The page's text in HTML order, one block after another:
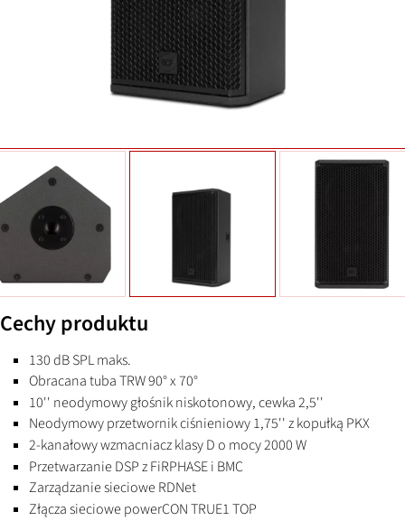
Cechy produktu
130 dB SPL maks.
Obracana tuba TRW 90° x 70°
10'' neodymowy głośnik niskotonowy, cewka 2,5''
Neodymowy przetwornik ciśnieniowy 1,75'' z kopułką PKX
2-kanałowy wzmacniacz klasy D o mocy 2000 W
Przetwarzanie DSP z FiRPHASE i BMC
Zarządzanie sieciowe RDNet
Złącza sieciowe powerCON TRUE1 TOP